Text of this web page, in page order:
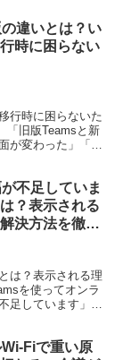
違いとは？い
時に困らない
行時に困らないた
「旧版Teamsと新
が変わった」「今
不足していま
？表示される
決方法を徹底
は？表示される理
を使ってオンラ
足しています」と
Fiで重い原